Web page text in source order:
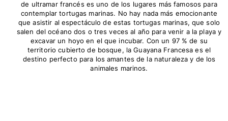
de ultramar francés es uno de los lugares más famosos para
contemplar tortugas marinas. No hay nada más emocionante
que asistir al espectáculo de estas tortugas marinas, que solo
salen del océano dos o tres veces al año para venir a la playa y
excavar un hoyo en el que incubar. Con un 97 % de su
territorio cubierto de bosque, la Guayana Francesa es el
destino perfecto para los amantes de la naturaleza y de los
animales marinos.